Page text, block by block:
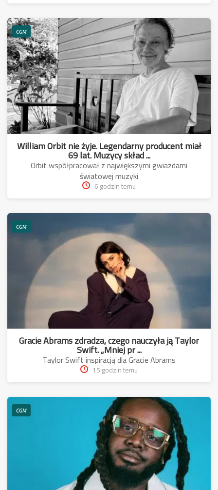
CGM
William Orbit nie żyje. Legendarny producent miał
69 lat. Muzycy skład ...
Orbit współpracował z największymi gwiazdami
światowej muzyki
6 godzin temu
CGM
Gracie Abrams zdradza, czego nauczyła ją Taylor
Swift. „Mniej pr ...
Taylor Swift inspiracją dla Gracie Abrams
15 godzin temu
CGM